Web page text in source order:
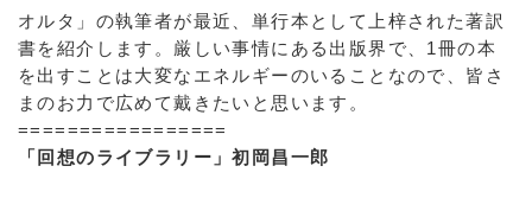
オルタ」の執筆者が最近、単行本として上梓された著訳
書を紹介します。厳しい事情にある出版界で、1冊の本
を出すことは大変なエネルギーのいることなので、皆さ
まのお力で広めて戴きたいと思います。
=================
「回想のライブラリー」初岡昌一郎